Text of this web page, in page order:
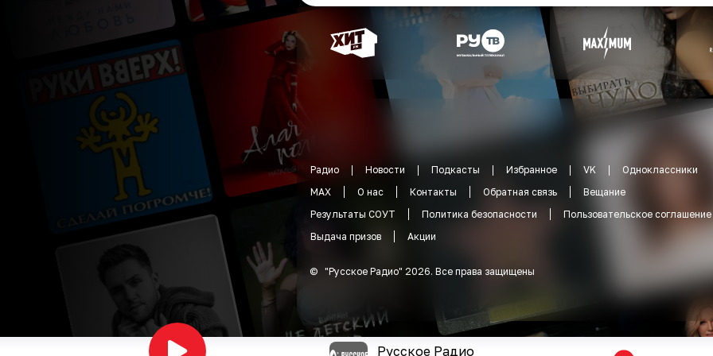
Радио Новости Подкасты Избранное VK
Одноклассники
MAX
О нас Контакты Обратная связь
Вещание
Результаты СОУТ
Политика безопасности
Пользовательское соглашение
Выдача призов
Акции
© "Русское Радио" 2026. Все права защищены
Русское Радио